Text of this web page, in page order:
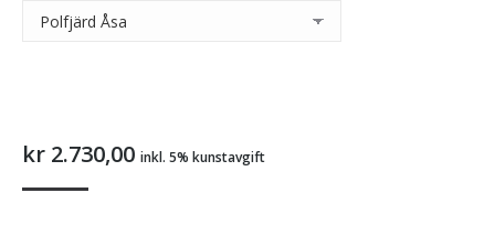
kr 2.730,00 inkl. 5% kunstavgift